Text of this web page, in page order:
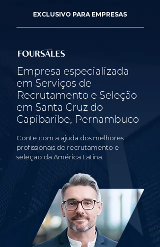
EXCLUSIVO PARA EMPRESAS
Empresa especializada
em Serviços de
Recrutamento e Seleção
em Santa Cruz do
Capibaribe, Pernambuco
Conte com a ajuda dos melhores
profissionais de recrutamento e
seleção da América Latina.